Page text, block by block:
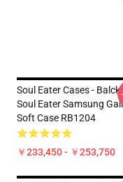
Soul Eater Cases - Balck
Soul Eater Samsung
Soft Case RB1204
￥233,450 - ￥253,750